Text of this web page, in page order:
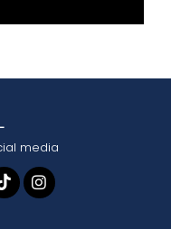
media